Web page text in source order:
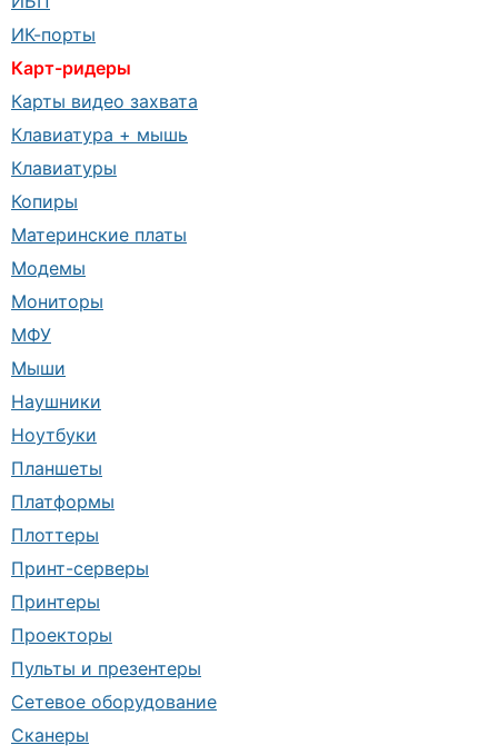
ИК-порты
Карт-ридеры
Карты видео захвата
Клавиатура + мышь
Клавиатуры
Копиры
Материнские платы
Модемы
Мониторы
МФУ
Мыши
Наушники
Ноутбуки
Планшеты
Платформы
Плоттеры
Принт-серверы
Принтеры
Проекторы
Пульты и презентеры
Сетевое оборудование
Сканеры